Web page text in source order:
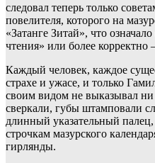
следовал теперь только
повелителя, которого на
«Затанге Зитай», что
чтения» или более корректно
Каждый человек, каждое
страхе и ужасе, и только
своим видом не выказывал ни
сверкали, губы штамповали
длинный указательный
строчкам мазурского
гирлянды.